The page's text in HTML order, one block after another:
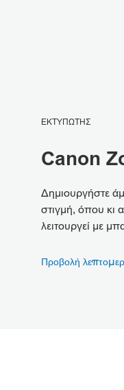
ΕΚΤΥΠΩΤΗΣ
Canon
Δημιουργήστε
στιγμή, όπου κι
λειτουργεί με
Προβολή